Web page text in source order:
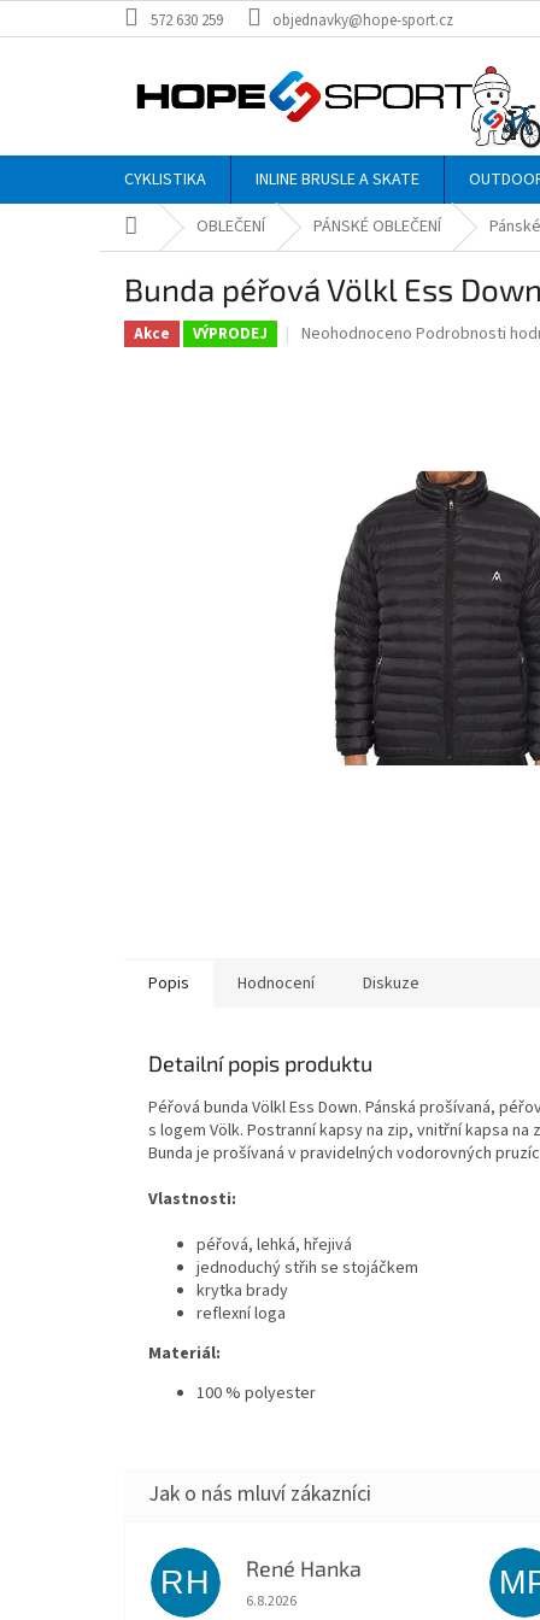
na
572 630 259 objednavky@hope-sport.cz
CYKLISTIKA INLINE BRUSLE A SKATE
Domů OBLEČENÍ PÁNSKÉ OBLEČENÍ
Bunda péřová Völkl Ess Down
Akce VÝPRODEJ
Průměrné
Neohodnoceno Podrobnosti
Popis Hodnocení Diskuze
Detailní popis produktu
Péřová bunda Völkl Ess Down. Pánská prošívaná,
s logem Völk. Postranní kapsy na zip, vnitřní kapsa
Bunda je prošívaná v pravidelných vodorovných
Vlastnosti:
péřová, lehká, hřejivá
jednoduchý střih se stojáčkem
krytka brady
reflexní loga
Materiál:
100 % polyester
RH René Hanka
Hodnocení obchodu je 5 z 5 hvězdiček.
6.8.2026